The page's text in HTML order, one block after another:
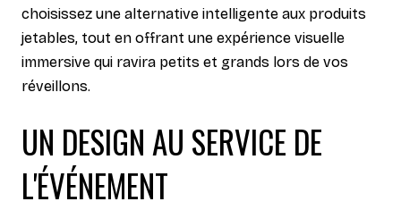
choisissez une alternative intelligente aux produits
jetables, tout en offrant une expérience visuelle
immersive qui ravira petits et grands lors de vos
réveillons.
UN DESIGN AU SERVICE DE
L'ÉVÉNEMENT